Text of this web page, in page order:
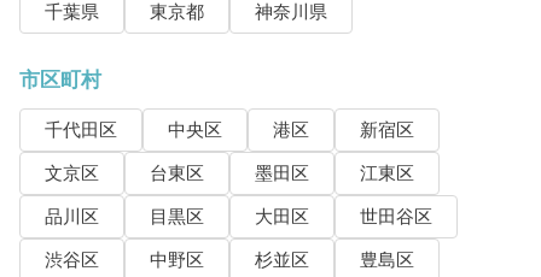
千葉県
東京都 神奈川県
市区町村
千代田区 中央区 港区
新宿区
文京区
台東区 墨田区
江東区
品川区
目黒区 大田区
世田谷区
渋谷区
中野区 杉並区
豊島区